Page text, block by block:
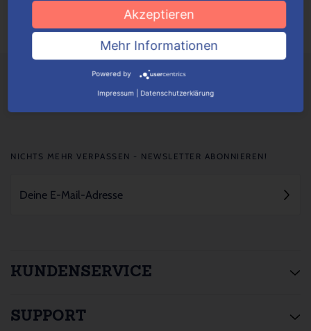
Mehr lesen
KUNDENSERVICE
SUPPORT
NICHTS MEHR VERPASSEN - NEWSLETTER ABONNIEREN!
Akzeptieren
Mehr Informationen
Powered by
Impressum Datenschutzerklärung